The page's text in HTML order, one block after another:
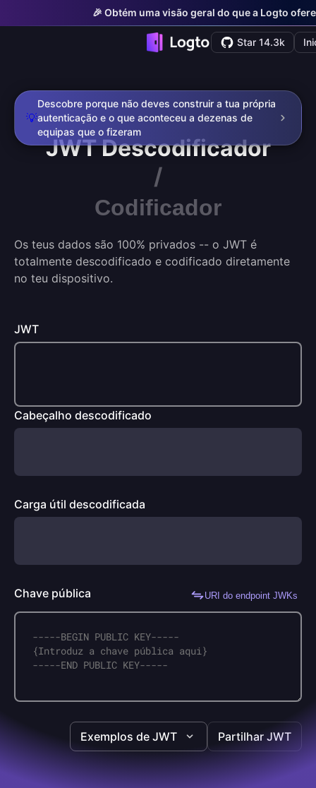
🎉 Obtém uma visão geral do que a Logto
Star 14.3k
💡
Descobre porque não deves construir a tua própria
autenticação e o que aconteceu a dezenas de
equipas que o fizeram
JWTDescodificador
/
Codificador
Os teus dados são 100% privados -- o JWT é
totalmente descodificado e codificado diretamente
no teu dispositivo.
JWT
Cabeçalho descodificado
Carga útil descodificada
Chave pública URI do endpoint JWKs
Exemplos de JWT Partilhar JWT